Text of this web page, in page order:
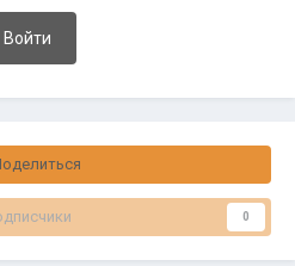
Войти
0